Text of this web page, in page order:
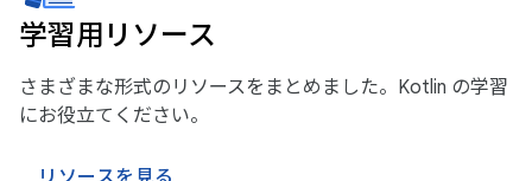
学習用リソース
さまざまな形式のリソースをまとめました。Kotlin の学習
にお役立てください。